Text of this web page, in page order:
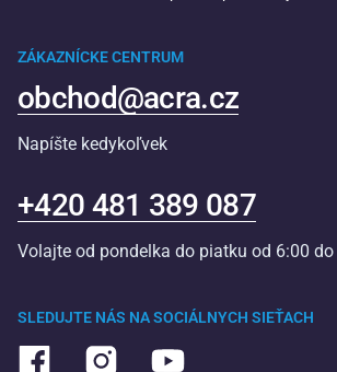
SLEDUJTE NÁS NA SOCIÁLNYCH SIEŤACH
ZÁKAZNÍCKE CENTRUM
obchod@acra.cz
Napíšte kedykoľvek
+420 481 389 087
Volajte od pondelka do piatku od 6:00 do